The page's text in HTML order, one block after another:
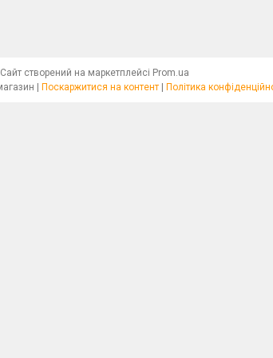
Сайт створений на маркетплейсі Prom.ua
Бісер Хрест Інтернет магазин | Поскаржитися на контент | Політика